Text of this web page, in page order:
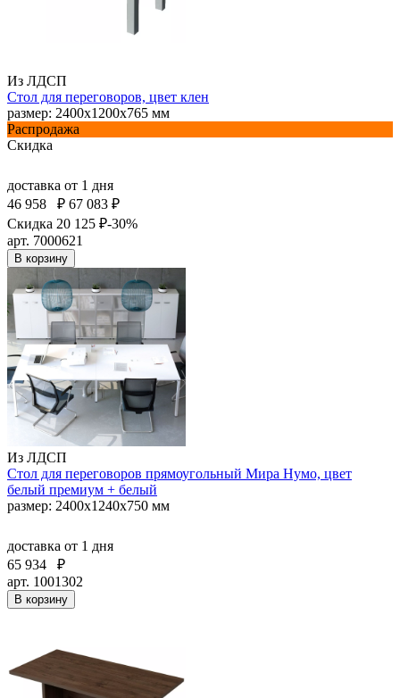
Из ЛДСП
Стол для переговоров, цвет клен
размер: 2400x1200x765 мм
Распродажа
Скидка
доставка от 1 дня
46 958
₽ 67 083 ₽
Скидка 20 125 ₽-30%
арт. 7000621
В корзину
Из ЛДСП
Стол для переговоров прямоугольный Мира Нумо, цвет
белый премиум + белый
размер: 2400x1240x750 мм
доставка от 1 дня
65 934
₽
арт. 1001302
В корзину